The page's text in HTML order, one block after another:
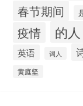
春节期间
疫情 的人
英语 词人
黄庭坚